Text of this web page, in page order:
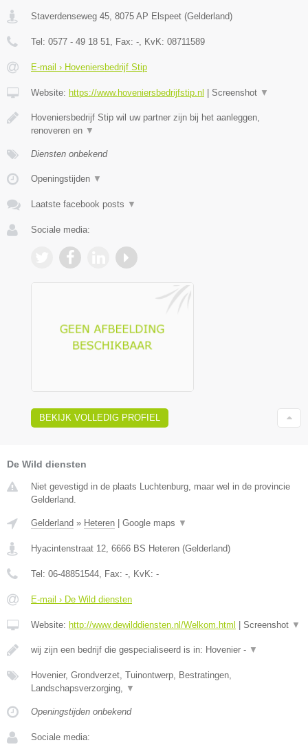
Staverdenseweg 45, 8075 AP Elspeet (Gelderland)
Tel: 0577 - 49 18 51, Fax: -, KvK: 08711589
E-mail › Hoveniersbedrijf Stip
Website: https://www.hoveniersbedrijfstip.nl Screenshot ▼
Hoveniersbedrijf Stip wil uw partner zijn bij het aanleggen,
renoveren en ▼
Diensten onbekend
Openingstijden ▼
Laatste facebook posts ▼
Sociale media:
BEKIJK VOLLEDIG PROFIEL
De Wild diensten
Niet gevestigd in de plaats Luchtenburg, maar wel in de provincie
Gelderland.
Gelderland » Heteren Google maps ▼
Hyacintenstraat 12 6666 BS Heteren (Gelderland)
Tel: 06-48851544 , Fax: - , KvK: -
E-mail › De Wild diensten
Website: http://www.dewilddiensten.nl/Welkom.html Screenshot ▼
wij zijn een bedrijf die gespecialiseerd is in: Hovenier - ▼
Hovenier, Grondverzet, Tuinontwerp, Bestratingen,
Landschapsverzorging,
▼
Openingstijden onbekend
Sociale media: